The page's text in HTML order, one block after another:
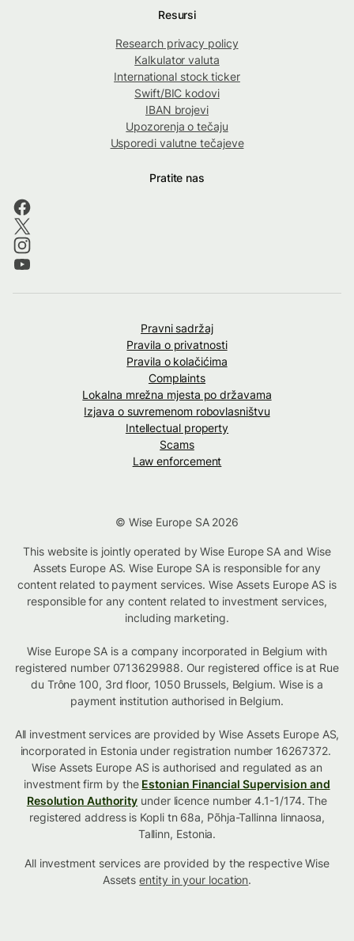
Resursi
Research privacy policy
Kalkulator valuta
International stock ticker
Swift/BIC kodovi
IBAN brojevi
Upozorenja o tečaju
Usporedi valutne tečajeve
Pratite nas
Pravni sadržaj
Pravila o privatnosti
Pravila o kolačićima
Complaints
Lokalna mrežna mjesta po državama
Izjava o suvremenom robovlasništvu
Intellectual property
Scams
Law enforcement
© Wise Europe SA 2026
This website is jointly operated by Wise Europe SA and Wise
Assets Europe AS. Wise Europe SA is responsible for any
content related to payment services. Wise Assets Europe AS is
responsible for any content related to investment services,
including marketing.
Wise Europe SA is a company incorporated in Belgium with
registered number 0713629988. Our registered office is at Rue
du Trône 100, 3rd floor, 1050 Brussels, Belgium. Wise is a
payment institution authorised in Belgium.
All investment services are provided by Wise Assets Europe AS,
incorporated in Estonia under registration number 16267372.
Wise Assets Europe AS is authorised and regulated as an
investment firm by the Estonian Financial Supervision and
Resolution Authority under licence number 4.1-1/174. The
registered address is Kopli tn 68a, Põhja-Tallinna linnaosa,
Tallinn, Estonia.
All investment services are provided by the respective Wise
Assetsentity in your location.